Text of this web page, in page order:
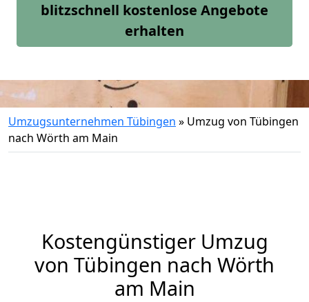
blitzschnell kostenlose Angebote
erhalten
Umzugsunternehmen Tübingen » Umzug von Tübingen
nach Wörth am Main
Kostengünstiger Umzug
von Tübingen nach Wörth
am Main